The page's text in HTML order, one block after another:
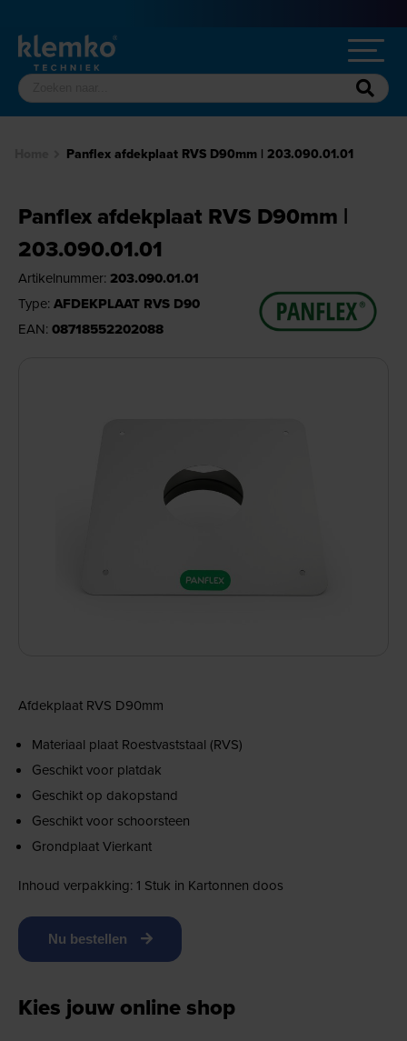
Panflex afdekplaat RVS D90mm | 203.090.01.01
Panflex afdekplaat RVS D90mm |
203.090.01.01
Artikelnummer: 203.090.01.01
Type: AFDEKPLAAT RVS D90
EAN: 08718552202088
Afdekplaat RVS D90mm
Materiaal plaat Roestvaststaal (RVS)
Geschikt voor platdak
Geschikt op dakopstand
Geschikt voor schoorsteen
Grondplaat Vierkant
Inhoud verpakking: 1 Stuk in Kartonnen doos
Nu bestellen
Kies jouw online shop